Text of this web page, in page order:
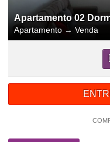
Apartamento 02
Apartamento → Venda